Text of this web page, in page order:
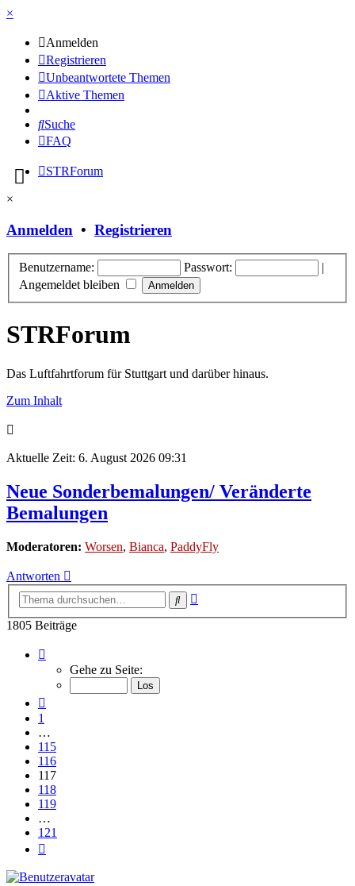
×
Anmelden
Registrieren
Unbeantwortete Themen
Aktive Themen
Suche
FAQ
STRForum
×
Anmelden • Registrieren
Benutzername: Passwort:
|
Angemeldet bleiben
STRForum
Das Luftfahrtforum für Stuttgart und darüber hinaus.
Zum Inhalt
Aktuelle Zeit: 6. August 2026 09:31
Neue Sonderbemalungen/ Veränderte
Bemalungen
Moderatoren: Worsen, Bianca, PaddyFly
Antworten
Suche
1805 Beiträge
117
von
Gehe zu Seite:
1
…
115
116
117
118
119
…
121